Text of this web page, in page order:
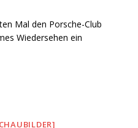
Mal den Porsche-Club
Wiedersehen ein